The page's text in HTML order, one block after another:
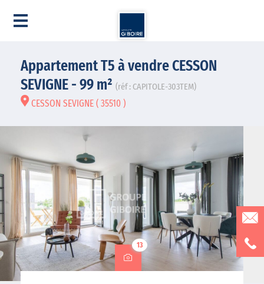
Appartement T5 à vendre CESSON
SEVIGNE - 99 m² (réf : CAPITOLE-303TEM)
CESSON SEVIGNE ( 35510 )
13